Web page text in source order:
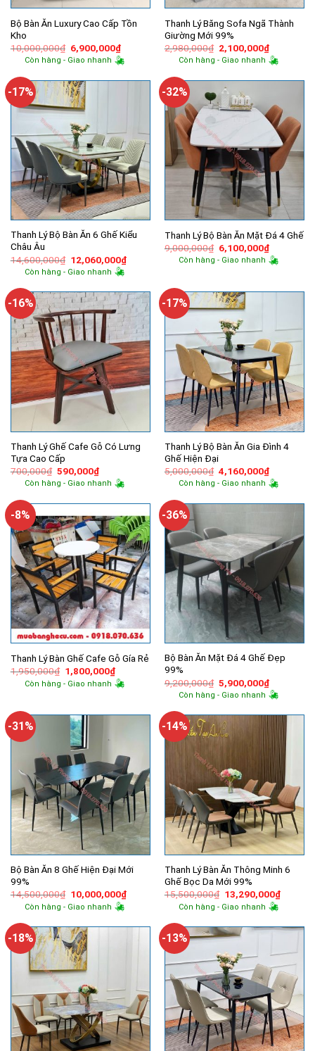
Bộ Bàn Ăn Luxury Cao Cấp Tồn
Kho
10,000,000₫ Giá
gốc
là:
6,900,000₫Giá
hiện
tại
6,900,000₫.
Còn hàng - Giao nhanh
Thanh Lý Băng Sofa Ngã Thành
Giường Mới 99%
2,980,000₫ Giá
gốc
là:
2,100,000₫Giá
hiện
tại
Còn hàng - Giao nhanh
-17%
Thanh Lý Bộ Bàn Ăn 6 Ghế Kiểu
Châu Âu
14,600,000₫ Giá
gốc
là:
12,060,000₫Giá
hiện
12,060,000₫.
Còn hàng - Giao nhanh
-32%
Thanh Lý Bộ Bàn Ăn Mặt Đá 4 Ghế
9,000,000₫ Giá
gốc
là:
6,100,000₫Giá
hiện
tại
Còn hàng - Giao nhanh
-16%
Thanh Lý Ghế Cafe Gỗ Có Lưng
Tựa Cao Cấp
700,000₫ Giá
gốc
là:
590,000₫Giá
hiện
tại
590,000₫.
Còn hàng - Giao nhanh
-17%
Thanh Lý Bộ Bàn Ăn Gia Đình 4
Ghế Hiện Đại
5,000,000₫ Giá
gốc
là:
4,160,000₫Giá
hiện
tại
Còn hàng - Giao nhanh
-8%
Thanh Lý Bàn Ghế Cafe Gỗ Gía Rẻ
1,950,000₫ Giá
gốc
là:
1,800,000₫Giá
hiện
tại
Còn hàng - Giao nhanh
-36%
Bộ Bàn Ăn Mặt Đá 4 Ghế Đẹp
99%
9,200,000₫ Giá
gốc
là:
5,900,000₫Giá
hiện
tại
Còn hàng - Giao nhanh
-31%
Bộ Bàn Ăn 8 Ghế Hiện Đại Mới
99%
14,500,000₫ Giá
gốc
là:
10,000,000₫Giá
hiện
10,000,000₫.
Còn hàng - Giao nhanh
-14%
Thanh Lý Bàn Ăn Thông Minh 6
Ghế Bọc Da Mới 99%
15,500,000₫ Giá
gốc
là:
13,290,000₫Giá
hiện
Còn hàng - Giao nhanh
-18% -13%